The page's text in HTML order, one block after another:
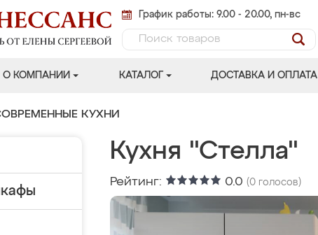
График работы: 9.00 - 20.00, пн-вс
О КОМПАНИИ КАТАЛОГ ДОСТАВКА И ОПЛАТА
КУХНИ
Кухня "Стелла"
Рейтинг: 0.0 (0 голосов)